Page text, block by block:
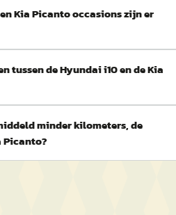
Kia Picanto occasions zijn er
tussen de Hyundai i10 en de Kia
minder kilometers, de
Picanto?